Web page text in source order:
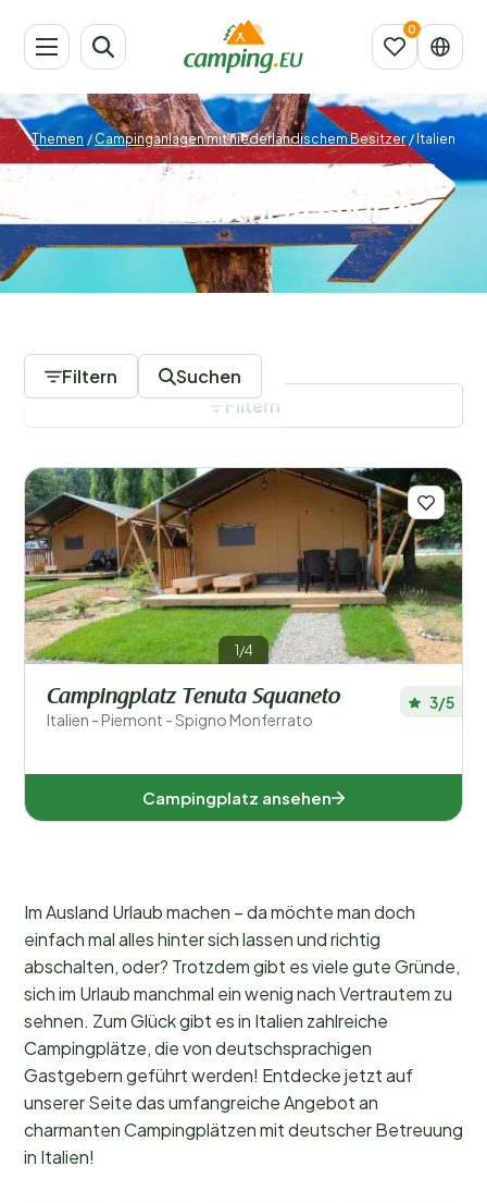
Themen / Campinganlagen mit niederländischem Besitzer/ Italien
Italien Campinganlagen mit
niederländischem Besitzer
Filtern Suchen
Regionen
Beliebte Filter
Unterkunftstyp
Schwimmen
Allgemein
Filter speichern
Filtern
1/4
Campingplatz Tenuta Squaneto
Italien - Piemont - Spigno Monferrato
3/5
Campingplatz ansehen
Im Ausland Urlaub machen – da möchte man doch
einfach mal alles hinter sich lassen und richtig
abschalten, oder? Trotzdem gibt es viele gute Gründe,
sich im Urlaub manchmal ein wenig nach Vertrautem zu
sehnen. Zum Glück gibt es in Italien zahlreiche
Campingplätze, die von deutschsprachigen
Gastgebern geführt werden! Entdecke jetzt auf
unserer Seite das umfangreiche Angebot an
charmanten Campingplätzen mit deutscher Betreuung
in Italien!